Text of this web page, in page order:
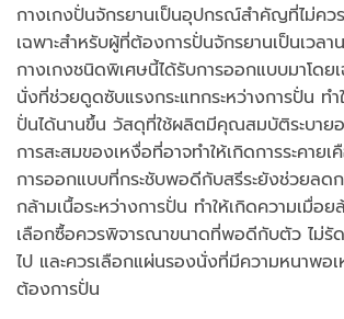
กางเกงปั่นจักรยานเป็นอุปกรณ์สำคัญที่ไม่คว
เฉพาะสำหรับผู้ที่ต้องการปั่นจักรยานเป็นเวล
กางเกงชนิดพิเศษนี้ได้รับการออกแบบมาโดย
นั่งที่ช่วยดูดซับแรงกระแทกระหว่างการปั่น ทำ
ปั่นได้นานขึ้น วัสดุที่ใช้ผลิตมีคุณสมบัติระบาย
การสะสมของเหงื่อที่อาจทำให้เกิดการระคาย
การออกแบบที่กระชับพอดีกับสรีระยังช่วยลด
กล้ามเนื้อระหว่างการปั่น ทำให้เกิดความเมื่อ
เลือกซื้อควรพิจารณาขนาดที่พอดีกับตัว ไม่รั
ไป และควรเลือกแผ่นรองนั่งที่มีความหนาพอเห
ต้องการปั่น